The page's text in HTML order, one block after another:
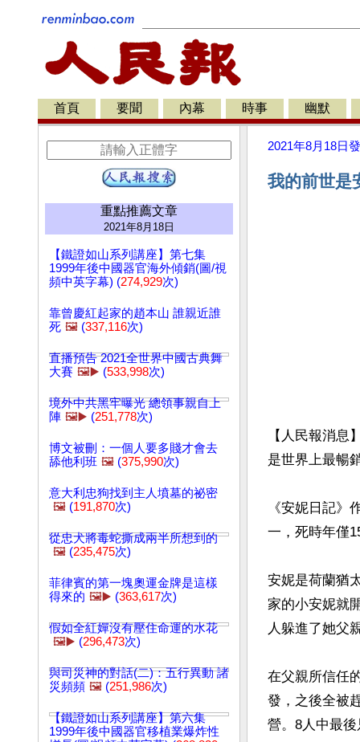
首頁 要聞 內幕 時事 幽默
重點推薦文章
2021年8月18日
【鐵證如山系列講座】第七集
1999年後中國器官海外傾銷(圖/視
頻中英字幕) (274,929次)
靠曾慶紅起家的趙本山 誰親近誰
死 🖼️ (337,116次)
直播預告 2021全世界中國古典舞
大賽 🖼️▶️ (533,998次)
境外中共黑牢曝光 總領事親自上
陣 🖼️▶️ (251,778次)
博文被刪：一個人要多賤才會去
舔他利班 🖼️ (375,990次)
意大利忠狗找到主人墳墓的祕密
🖼️ (191,870次)
從忠犬將毒蛇撕成兩半所想到的
🖼️ (235,475次)
菲律賓的第一塊奧運金牌是這樣
得來的 🖼️▶️ (363,617次)
假如全紅嬋沒有壓住命運的水花
🖼️▶️ (296,473次)
與司災神的對話(二)：五行異動 諸
災頻頻 🖼️ (251,986次)
【鐵證如山系列講座】第六集
1999年後中國器官移植業爆炸性
2021年8月18日
我的前世是
【人民報消
是世界上最暢
《安妮日記》
一，死時年僅
安妮是荷蘭猶
家的小安妮就
人躲進了她父
在父親所信任
發，之後全被
營。8人中最